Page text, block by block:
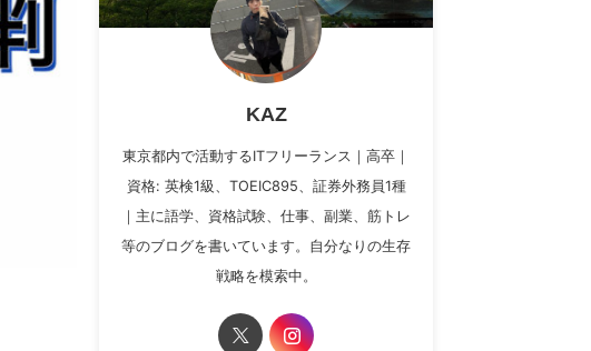
KAZ
東京都内で活動するITフリーランス｜高卒｜
資格: 英検1級、TOEIC895、証券外務員1種
｜主に語学、資格試験、仕事、副業、筋トレ
等のブログを書いています。自分なりの生存
戦略を模索中。